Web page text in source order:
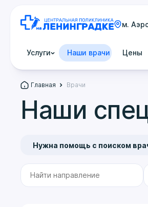
м.
Услуги Наши врачи Цены
Главная Врачи
Наши
Нужна помощь с поиском